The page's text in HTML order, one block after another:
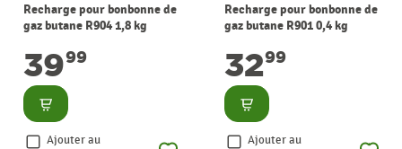
Recharge pour bonbonne de
gaz butane R904 1,8 kg
3999
Consulter
Ajouter au
Recharge pour bonbonne de
gaz butane R901 0,4 kg
3299
Consulter
Ajouter au